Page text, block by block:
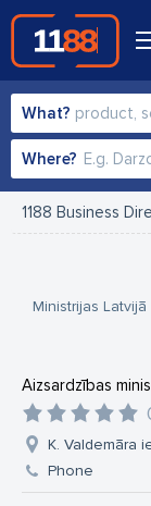
What?
Where?
1188 Business
Ministrijas
Aizsardzības
K. Valdemāra
Phone